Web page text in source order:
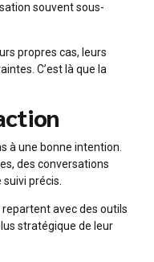
souvent sous-
propres cas, leurs
C’est là que la
à une bonne intention.
des conversations
précis.
avec des outils
stratégique de leur